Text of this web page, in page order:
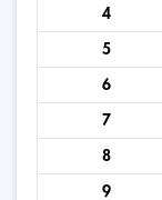
4
5
6
7
8
9